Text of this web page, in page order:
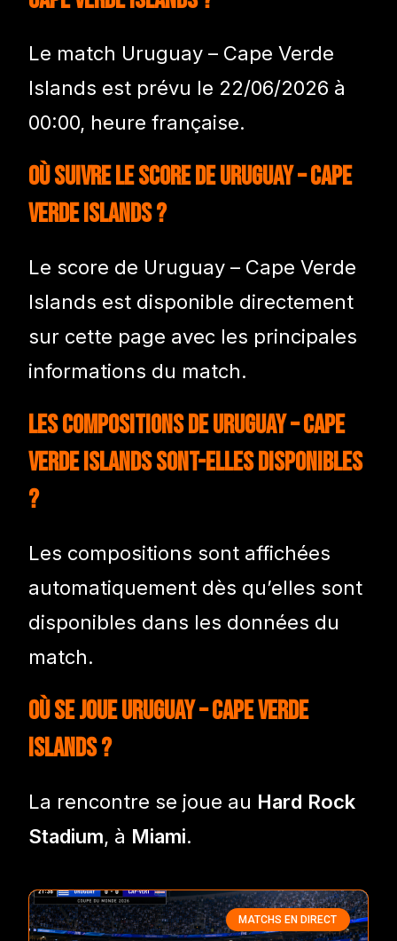
Le match Uruguay – Cape Verde
Islands est prévu le 22/06/2026 à
00:00, heure française.
Où suivre le score de Uruguay – Cape
Verde Islands ?
Le score de Uruguay – Cape Verde
Islands est disponible directement
sur cette page avec les principales
informations du match.
Les compositions de Uruguay – Cape
Verde Islands sont-elles disponibles
?
Les compositions sont affichées
automatiquement dès qu’elles sont
disponibles dans les données du
match.
Où se joue Uruguay – Cape Verde
Islands ?
La rencontre se joue au Hard Rock
Stadium, à Miami.
MATCHS EN DIRECT